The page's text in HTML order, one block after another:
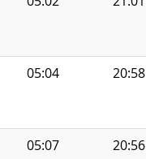
05:04 20:58
05:07 20:56